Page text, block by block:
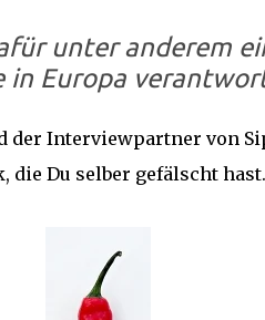
unter anderem
in Europa
Interviewpartner von
Du selber gefälscht